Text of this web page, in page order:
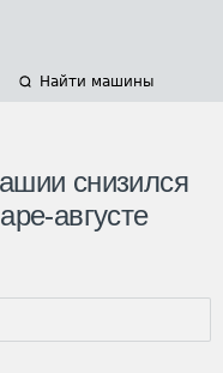
Найти машины
снизился
августе